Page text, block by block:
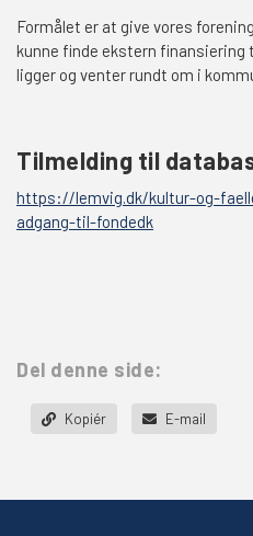
Formålet er at give vores
kunne finde ekstern finansiering
ligger og venter rundt om i
Tilmelding til
https://lemvig.dk/kultur-og-
adgang-til-fondedk
Del denne side:
Kopiér E-mail